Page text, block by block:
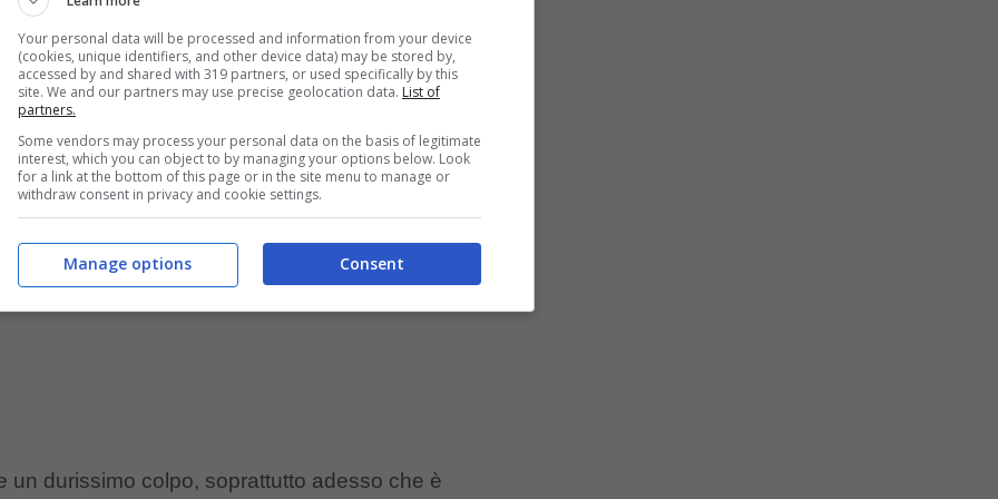
è MikeMaignan.
e alza l’offerta
un durissimo colpo, soprattutto adesso che è
Your personal data will be processed and information from your device
(cookies, unique identifiers, and other device data) may be stored by,
accessed by and shared with 319 partners, or used specifically by this
site. We and our partners may use precise geolocation data. List of
partners.
Some vendors may process your personal data on the basis of legitimate
interest, which you can object to by managing your options below. Look
for a link at the bottom of this page or in the site menu to manage or
withdraw consent in privacy and cookie settings.
Consent
Manage options